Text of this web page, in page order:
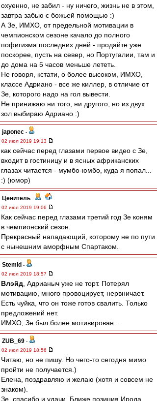
охуенно, не забил - ну ничего, жизнь не в этом,
завтра забью с божьей помощью :)
А Зе, ИМХО, от предельной мотивации в
чемпионском сезоне качало до полного
пофигизма последних дней - продайте уже
поскорее, пусть на север, но Португалии, там и
до дома на 5 часов меньше лететь.
Не говоря, кстати, о более высоком, ИМХО,
классе Адриано - все же киллер, в отличие от
Зе, которого надо на гол вывести.
Не принижаю ни того, ни другого, но из двух
зол выбираю Адриано :)
japonec -
02 июл 2019 19:13
как сейчас перед глазами первое видео с Зе,
входит в гостиницу и в ясных африканских
глазах читается - мумбо-юмбо, куда я попал...
:) (юмор)
Ценитель -
02 июл 2019 19:06
Как сейчас перед глазами третий год Зе коням
в чемпионский сезон.
Прекрасный нападающий, которому не по пути
с нынешним аморфным Спартаком.
Stemid -
02 июл 2019 18:57
Влэйд , Адрианыч уже не торт. Потерял
мотивацию, много провоцирует, нервничает.
Есть чуйка, что он тоже готов свалить. Только
предложений нет.
ИМХО, Зе был более мотивирован...
ZUB_69 -
02 июл 2019 18:56
Читаю, но не пишу. Но чего-то сегодня мимо
пройти не получается.)
Елена, поздравляю и желаю (хотя и совсем не
знаком).
Зе, спасибо и удачи. Ближе позиция Ирода.